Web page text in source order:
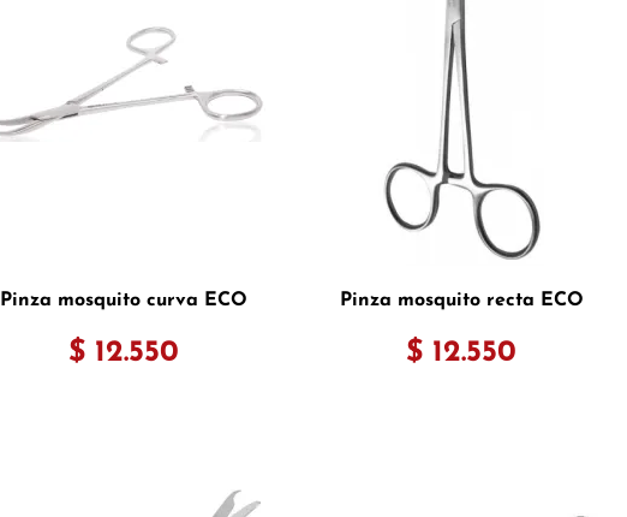
Pinza mosquito curva ECO
$ 12.550
Pinza mosquito recta ECO
$ 12.550